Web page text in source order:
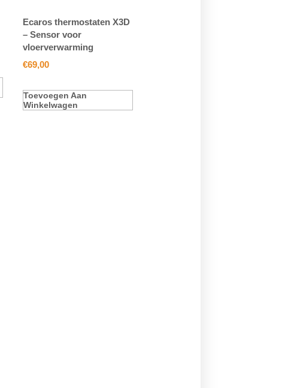
Ecaros thermostaten X3D
– Sensor voor
vloerverwarming
€69,00
Toevoegen Aan
Winkelwagen